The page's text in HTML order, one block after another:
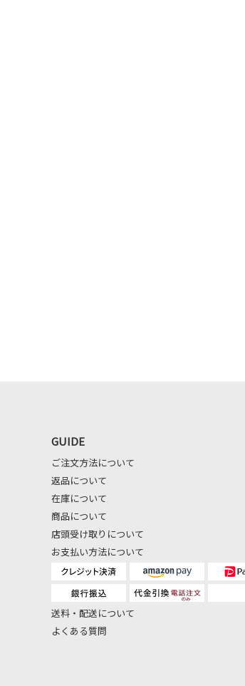
GUIDE
ご注文方法について
返品について
在庫について
商品について
店頭受け取りについて
お支払い方法について
送料・配送について
よくある質問